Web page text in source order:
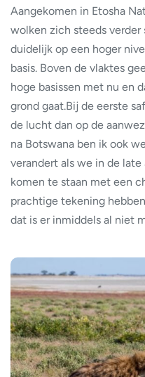
Aangekomen in Etosha
wolken zich steeds
duidelijk op een hoger
basis. Boven de vlaktes
hoge basissen met nu en
grond gaat.Bij de eerste
de lucht dan op de
na Botswana ben ik ook
verandert als we in de
komen te staan met een
prachtige tekening
dat is er inmiddels al niet